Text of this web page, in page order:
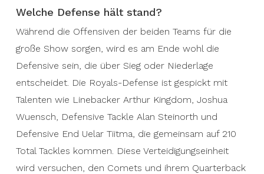
Welche Defense hält stand?
Während die Offensiven der beiden Teams für die
große Show sorgen, wird es am Ende wohl die
Defensive sein, die über Sieg oder Niederlage
entscheidet. Die Royals-Defense ist gespickt mit
Talenten wie Linebacker Arthur Kingdom, Joshua
Wuensch, Defensive Tackle Alan Steinorth und
Defensive End Uelar Tiitma, die gemeinsam auf 210
Total Tackles kommen. Diese Verteidigungseinheit
wird versuchen, den Comets und ihrem Quarterback